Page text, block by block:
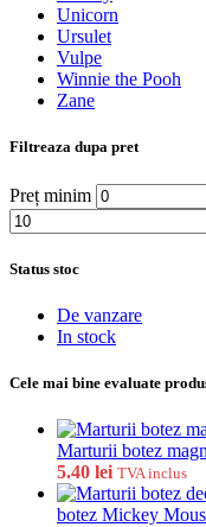
Unicorn
Ursulet
Vulpe
Winnie the Pooh
Zane
Filtreaza dupa pret
Preț minim
Status stoc
De vanzare
In stock
Cele mai bine evaluate
Marturii botez
5.40 lei TVA inclus
botez Mickey